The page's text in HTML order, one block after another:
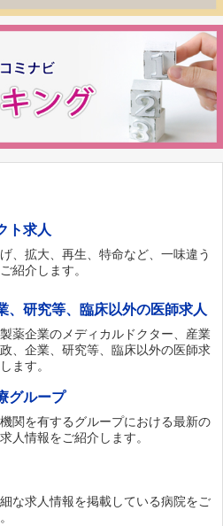
ト求人
、拡大、再生、特命など、一味違う
紹介します。
、研究等、臨床以外の医師求人
薬企業のメディカルドクター、産業
、企業、研究等、臨床以外の医師求
ます。
グループ
関を有するグループにおける最新の
人情報をご紹介します。
な求人情報を掲載している病院をご